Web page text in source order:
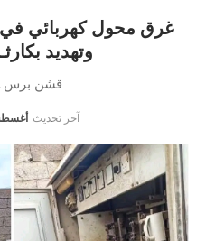
غرق محول كهربائي
وتهديد
قشن برس
آخر تحديث أغسطس